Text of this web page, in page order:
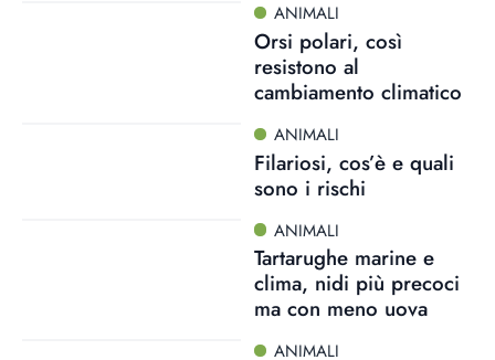
ANIMALI
Orsi polari, così
resistono al
cambiamento climatico
ANIMALI
Filariosi, cos’è e quali
sono i rischi
ANIMALI
Tartarughe marine e
clima, nidi più precoci
ma con meno uova
ANIMALI